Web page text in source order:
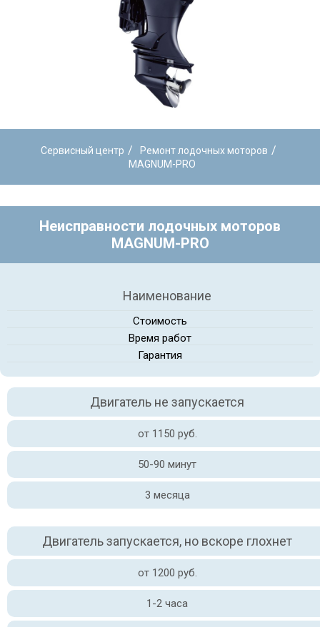
Сервисный центр / Ремонт лодочных моторов /
MAGNUM-PRO
Неисправности лодочных моторов
MAGNUM-PRO
Наименование
Стоимость
Время работ
Гарантия
Двигатель не запускается
от 1150 руб.
50-90 минут
3 месяца
Двигатель запускается, но вскоре глохнет
от 1200 руб.
1-2 часа